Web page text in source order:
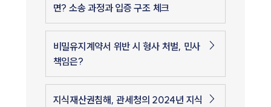
면? 소송 과정과 입증 구조 체크
비밀유지계약서 위반 시 형사 처벌, 민사
책임은?
지식재산권침해, 관세청의 2024년 지식